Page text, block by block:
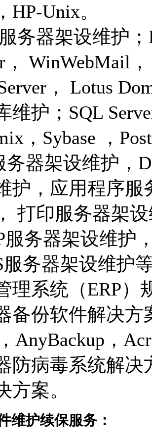
HP-Unix。
务器架设维护；
， WinWebMail
， Lotus
维护；SQL
，Sybase ，
务器架设维护，
护，应用程序
打印服务器架
服务器架设维护
务器架设维护
理系统（ERP）
备份软件解决方
AnyBackup，
防病毒系统解
方案。
维护续保服务：